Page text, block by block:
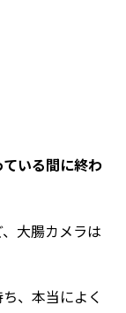
いる間に終わ
大腸カメラは
、本当によく